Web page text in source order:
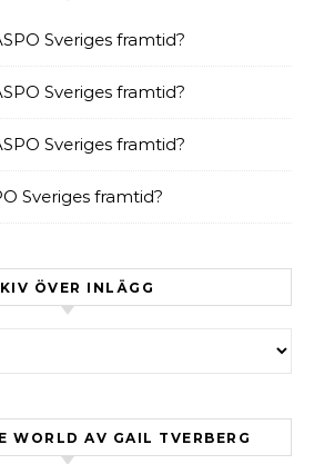
Sveriges framtid?
Sveriges framtid?
Sveriges framtid?
Sveriges framtid?
ÖVER INLÄGG
WORLD AV GAIL TVERBERG